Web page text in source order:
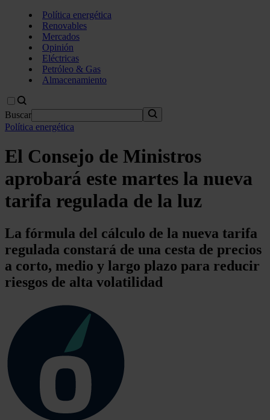
Política energética
Renovables
Mercados
Opinión
Eléctricas
Petróleo & Gas
Almacenamiento
Buscar
Política energética
El Consejo de Ministros
aprobará este martes la nueva
tarifa regulada de la luz
La fórmula del cálculo de la nueva tarifa
regulada constará de una cesta de precios
a corto, medio y largo plazo para reducir
riesgos de alta volatilidad